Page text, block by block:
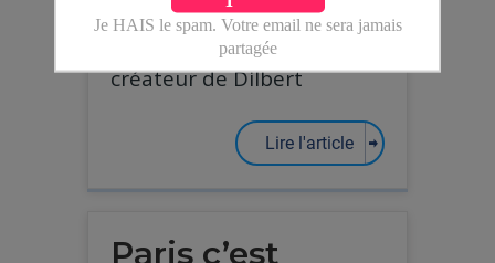
Cliquez ici pour découvrir
la formule du succès par le
créateur de Dilbert
Lire l'article
Paris c’est